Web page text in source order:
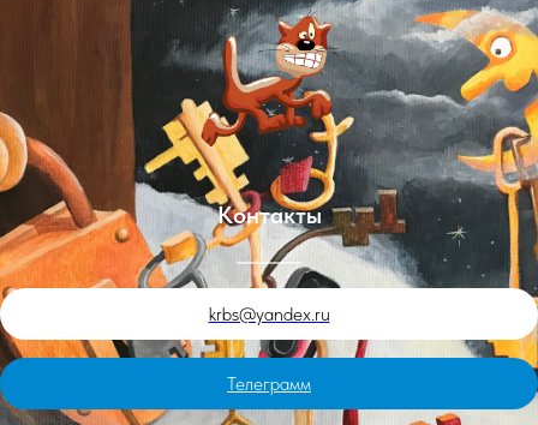
4 сентября. Москва. Карабас и НЕСУРАЗНОСТИ.
Билеты Контакты
krbs@yandex.ru
Телеграмм